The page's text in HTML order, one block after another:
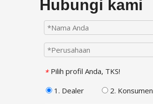
Hubungi kami
* Pilih profil Anda, TKS!
1. Dealer
2. Konsumen